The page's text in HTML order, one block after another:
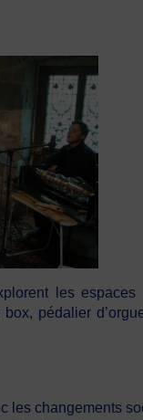
les espaces
pédalier
les changements